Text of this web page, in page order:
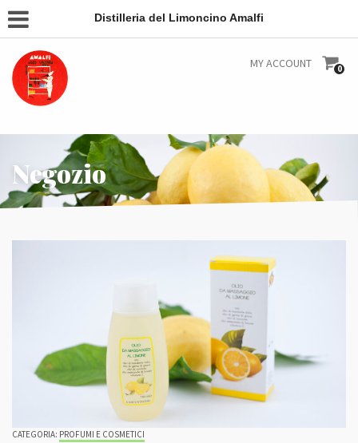
Distilleria del Limoncino Amalfi
MY ACCOUNT 0
Negozio
CATEGORIA: PROFUMI E COSMETICI